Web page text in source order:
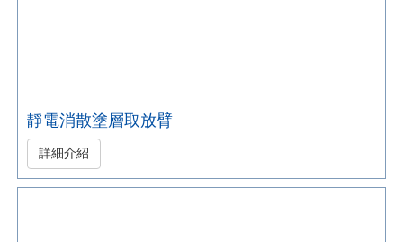
靜電消散塗層取放臂
詳細介紹